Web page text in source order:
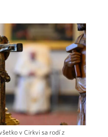
v Cirkvi sa rodí z